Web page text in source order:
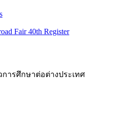
Fair 40th Register
ารศึกษาต่อต่างประเทศ